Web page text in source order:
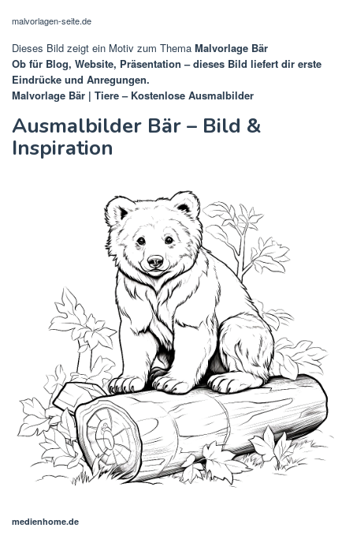
malvorlagen-seite.de
Dieses Bild zeigt ein Motiv zum Thema Malvorlage Bär
Ob für Blog, Website, Präsentation – dieses Bild liefert dir erste
Eindrücke und Anregungen.
Malvorlage Bär | Tiere – Kostenlose Ausmalbilder
Ausmalbilder Bär – Bild &
Inspiration
medienhome.de